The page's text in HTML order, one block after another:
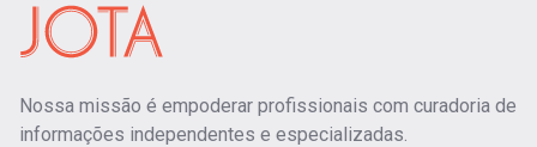
Nossa missão é empoderar profissionais com curadoria de
informações independentes e especializadas.